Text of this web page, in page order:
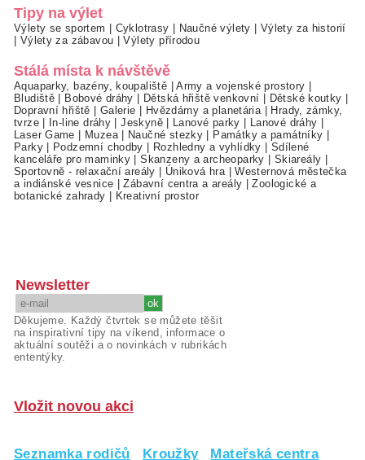
Tipy na výlet
Výlety se sportem Cyklotrasy Naučné výlety
Výlety za historií
Výlety za zábavou |Výlety přírodou
Stálá místa k návštěvě
Aquaparky, bazény, koupaliště |Army a vojenské prostory
Bludiště
Bobové dráhy Dětská hřiště venkovní Dětské koutky
Dopravní hřiště
Galerie Hvězdárny a planetária|
Hrady, zámky,
tvrze| In-line dráhy |Jeskyně| Lanové parky Lanové dráhy
Laser Game
Muzea| Naučné stezky Památky a památníky
Parky| Podzemní chodby Rozhledny a vyhlídky
Sdílené
kanceláře pro maminky |Skanzeny a archeoparky Skiareály
Sportovně - relaxační areály
Úniková hra|Westernová městečka
a indiánské vesnice |Zábavní centra a areály |Zoologické a
botanické zahrady
Kreativní prostor
Newsletter
Děkujeme. Každý čtvrtek se můžete těšit
na inspirativní tipy na víkend, informace o
aktuální soutěži a o novinkách v rubrikách
ententýky.
Vložit novou akci
Seznamka rodičů Kroužky Mateřská centra